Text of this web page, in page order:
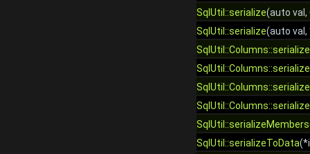
SqlUtil::serialize(auto
SqlUtil::serialize(auto
SqlUtil::Columns::serialize
SqlUtil::Columns::serialize
SqlUtil::Columns::serialize
SqlUtil::Columns::serialize
SqlUtil::serializeMembers
SqlUtil::serializeToData